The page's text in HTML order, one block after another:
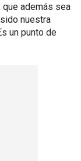
que además sea
nuestra
un punto de